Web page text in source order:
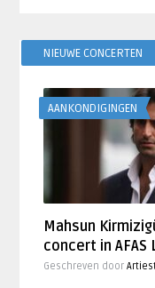
NIEUWE CONCERTEN
AANKONDIGINGEN
Mahsun
concert in AFAS
Geschreven door